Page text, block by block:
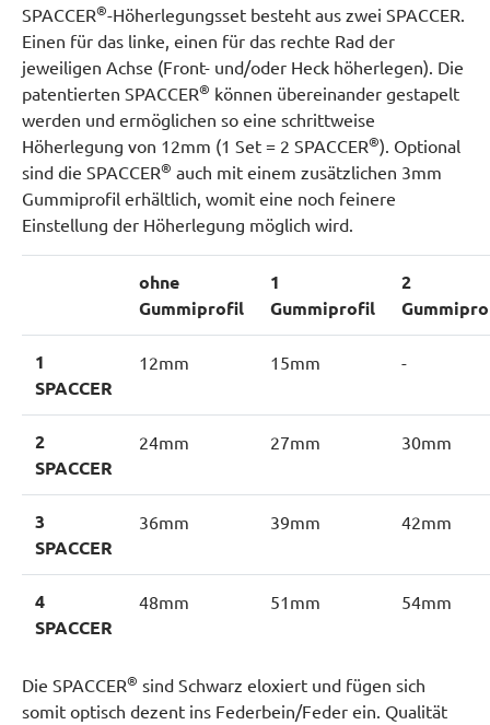
SPACCER®-Höherlegungsset besteht aus zwei SPACCER.
Einen für das linke, einen für das rechte Rad der
jeweiligen Achse (Front- und/oder Heck höherlegen). Die
patentierten SPACCER® können übereinander gestapelt
werden und ermöglichen so eine schrittweise
Höherlegung von 12mm (1 Set = 2 SPACCER®). Optional
sind die SPACCER® auch mit einem zusätzlichen 3mm
Gummiprofil erhältlich, womit eine noch feinere
Einstellung der Höherlegung möglich wird.
ohne
Gummiprofil
1
Gummiprofil
2
1
SPACCER
12mm 15mm -
2
SPACCER
24mm 27mm 30mm
3
SPACCER
36mm 39mm 42mm
4
SPACCER
48mm 51mm 54mm
Die SPACCER® sind Schwarz eloxiert und fügen sich
somit optisch dezent ins Federbein/Feder ein. Qualität